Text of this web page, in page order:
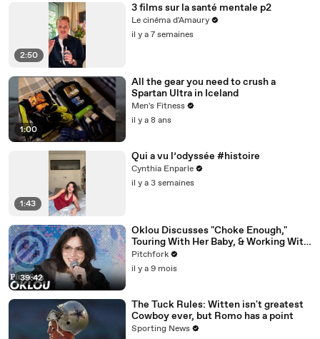
2:50
3 films sur la santé mentale p2
Le cinéma d'Amaury
il y a 7 semaines
1:00
All the gear you need to crush a
Spartan Ultra in Iceland
Men's Fitness
il y a 8 ans
1:43
Qui a vu l’odyssée #histoire
Cynthia Enparle
il y a 3 semaines
39:42
Oklou Discusses "Choke Enough,"
Touring With Her Baby, & Working With
FKA twigs
Pitchfork
il y a 9 mois
The Tuck Rules: Witten isn't greatest
Cowboy ever, but Romo has a point
Sporting News